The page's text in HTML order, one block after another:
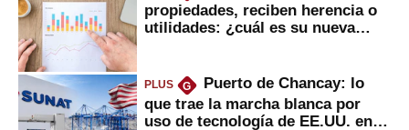
propiedades, reciben herencia o
utilidades: ¿cuál es su nueva
PLUS G
Puerto de Chancay: lo
que trae la marcha blanca por
uso de tecnología de EE.UU. en